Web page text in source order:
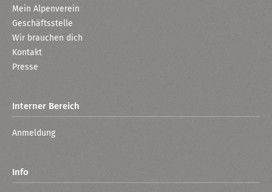
Mein Alpenverein
Geschäftsstelle
Wir brauchen dich
Kontakt
Presse
Interner Bereich
Anmeldung
Info